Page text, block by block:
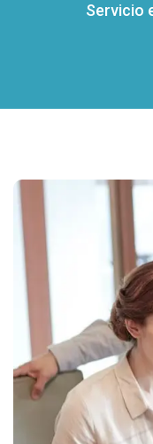
Servicio